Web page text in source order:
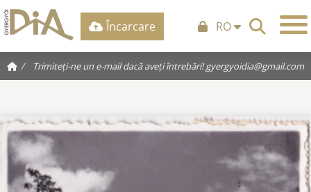
Încarcare RO
/ Trimiteți-ne un e-mail dacă aveți întrebări!gyergyoidia@gmail.com